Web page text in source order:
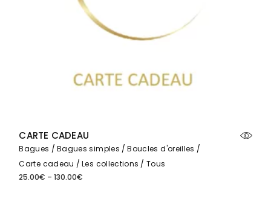
CARTE CADEAU
Bagues Bagues simples
Boucles d'oreilles
Carte cadeau
Les collections
Tous
25.00€ –130.00€
Plage